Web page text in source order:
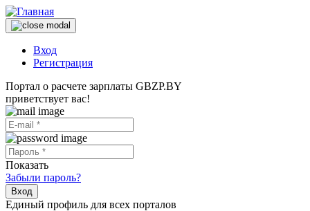
Вход
Регистрация
Портал о расчете зарплаты GBZP.BY
приветствует вас!
Показать
Забыли пароль?
Вход
Единый профиль для всех порталов